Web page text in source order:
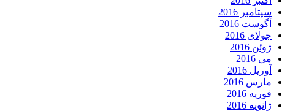
سپتامبر 2016
آگوست 2016
جولای 2016
ژوئن 2016
می 2016
آوریل 2016
مارس 2016
فوریه 2016
ژانویه 2016